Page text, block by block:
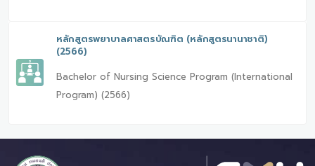
หลักสูตรพยาบาลศาสตรบัณฑิต (หลักสูตรนานาชาติ)
(2566)
Bachelor of Nursing Science Program (International
Program) (2566)